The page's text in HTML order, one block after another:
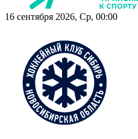
16 сентября 2026, Ср, 00:00